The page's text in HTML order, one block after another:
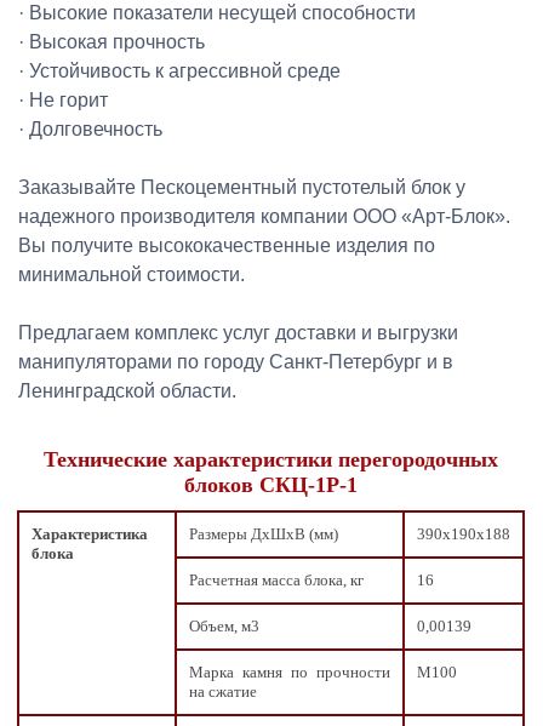
· Высокие показатели несущей способности
· Высокая прочность
· Устойчивость к агрессивной среде
· Не горит
· Долговечность
Заказывайте Пескоцементный пустотелый блок у
надежного производителя компании ООО «Арт-Блок».
Вы получите высококачественные изделия по
минимальной стоимости.
Предлагаем комплекс услуг доставки и выгрузки
манипуляторами по городу Санкт-Петербург и в
Ленинградской области.
Технические характеристики перегородочных
блоков СКЦ-1Р-1
Характеристика
блока
Размеры ДxШxВ (мм) 390х190х188
Расчетная масса блока, кг 16
Объем, м3 0,00139
Марка камня по прочности
на сжатие
М100